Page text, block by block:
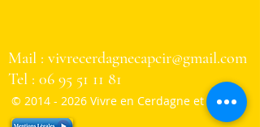
Mail : vivrecerdagnecapcir@gmail.com
Tel : 06 95 51 11 81
© 2014 - 2026 Vivre en Cerdagne et Capcir